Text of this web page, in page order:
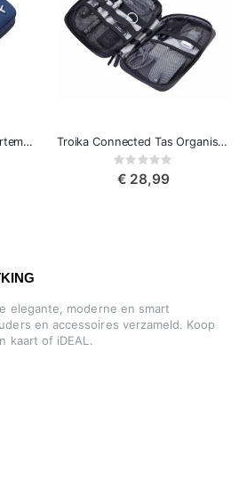
Troika Safe Flight Reisportemonnee & Reisdocumenten Mapje
Troika Connected Tas Organiser voor muis, oplader, kabels, adapters
Rating:
€ 28,99
elegante, moderne en smart
en accessoires verzameld. Koop
kaart of iDEAL.